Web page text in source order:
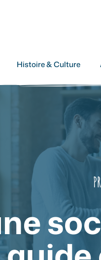
Histoire & Culture